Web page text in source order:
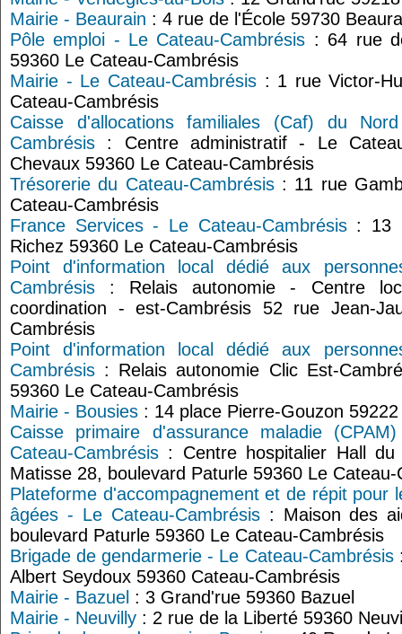
Mairie - Beaurain : 4 rue de l'École 59730
Pôle emploi - Le Cateau-Cambrésis : 64 rue
59360 Le Cateau-Cambrésis
Mairie - Le Cateau-Cambrésis: 1 rue Victor-
Cateau-Cambrésis
Caisse d'allocations familiales (Caf) du
Cambrésis : Centre administratif - Le
Chevaux 59360 Le Cateau-Cambrésis
Trésorerie du Cateau-Cambrésis: 11 rue
Cateau-Cambrésis
France Services - Le Cateau-Cambrésis: 13
Richez 59360 Le Cateau-Cambrésis
Point d'information local dédié aux
Cambrésis : Relais autonomie - Centre
coordination - est-Cambrésis 52 rue Jean-
Cambrésis
Point d'information local dédié aux
Cambrésis : Relais autonomie Clic Est-
59360 Le Cateau-Cambrésis
Mairie - Bousies : 14 place Pierre-Gouzon
Caisse primaire d'assurance maladie
Cateau-Cambrésis : Centre hospitalier Hall
Matisse 28, boulevard Paturle 59360 Le Cateau-
Plateforme d'accompagnement et de répit pour
âgées - Le Cateau-Cambrésis: Maison des
boulevard Paturle 59360 Le Cateau-Cambrésis
Brigade de gendarmerie - Le Cateau-Cambrésis:
Albert Seydoux 59360 Cateau-Cambrésis
Mairie - Bazuel : 3 Grand'rue 59360 Bazuel
Mairie - Neuvilly : 2 rue de la Liberté 59360